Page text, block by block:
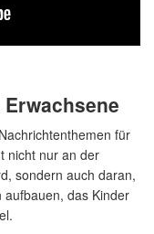
für
nicht nur an der
sondern auch daran,
das Kinder